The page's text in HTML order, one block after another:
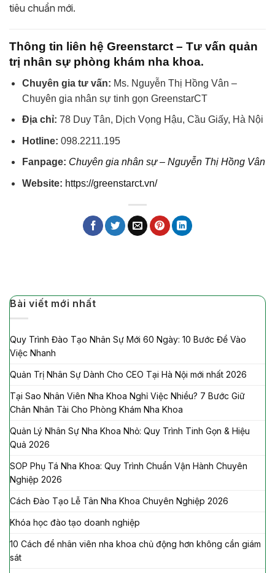
tiêu chuẩn mới.
Thông tin liên hệ Greenstarct – Tư vấn quản
trị nhân sự phòng khám nha khoa.
Chuyên gia tư vấn: Ms. Nguyễn Thị Hồng Vân –
Chuyên gia nhân sự tinh gọn GreenstarCT
Địa chỉ: 78 Duy Tân, Dịch Vọng Hậu, Cầu Giấy, Hà Nội
Hotline: 098.2211.195
Fanpage: Chuyên gia nhân sự – Nguyễn Thị Hồng Vân
Website: https://greenstarct.vn/
Bài viết mới nhất
Quy Trình Đào Tạo Nhân Sự Mới 60 Ngày: 10 Bước Để Vào
Việc Nhanh
Quản Trị Nhân Sự Dành Cho CEO Tại Hà Nội mới nhất 2026
Tại Sao Nhân Viên Nha Khoa Nghỉ Việc Nhiều? 7 Bước Giữ
Chân Nhân Tài Cho Phòng Khám Nha Khoa
Quản Lý Nhân Sự Nha Khoa Nhỏ: Quy Trình Tinh Gọn & Hiệu
Quả 2026
SOP Phụ Tá Nha Khoa: Quy Trình Chuẩn Vận Hành Chuyên
Nghiệp 2026
Cách Đào Tạo Lễ Tân Nha Khoa Chuyên Nghiệp 2026
Khóa học đào tạo doanh nghiệp
10 Cách để nhân viên nha khoa chủ động hơn không cần giám
sát